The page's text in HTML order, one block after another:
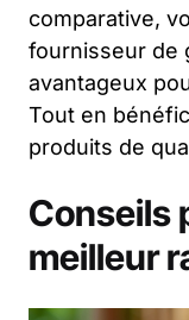
comparative,
fournisseur de
avantageux
Tout en
produits de
Conseils
meilleur